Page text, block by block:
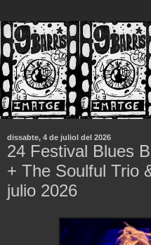
dissabte, 4 de juliol del 2026
24 Festival Blues
+ The Soulful Trio
julio 2026